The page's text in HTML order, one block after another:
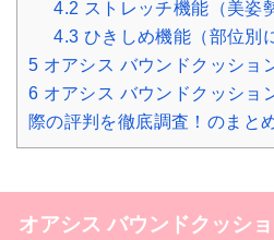
4.2 ストレッチ機能（美姿
4.3 ひきしめ機能（部位別
5 オアシス バウンドクッショ
6 オアシス バウンドクッショ
際の評判を徹底調査！のまと
オアシス バウンドクッシ